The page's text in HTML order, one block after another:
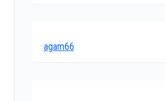
agam66